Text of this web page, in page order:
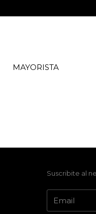
MAYORISTA
Suscribite al